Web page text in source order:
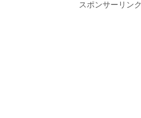
スポンサーリンク